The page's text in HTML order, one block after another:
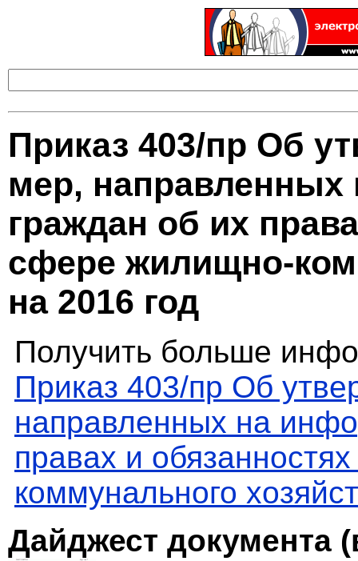
Приказ 403/пр Об
мер,
граждан об их
сфере жилищно-
на 2016 год
Получить больше
Приказ 403/пр Об
направленных на
правах и
коммунального
Дайджест документа